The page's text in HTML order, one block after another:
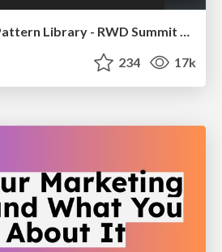
Fight the Zombie Pattern Library - RWD Summit 2016
234 17k